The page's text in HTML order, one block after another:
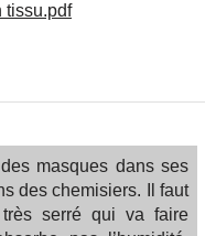
tissu.pdf
masques dans ses
des chemisiers. Il faut
serré qui va faire